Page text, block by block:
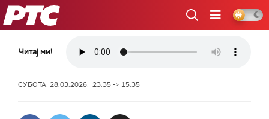
РТС
Читај ми!
СУБОТА, 28.03.2026, 23:35 -> 15:35